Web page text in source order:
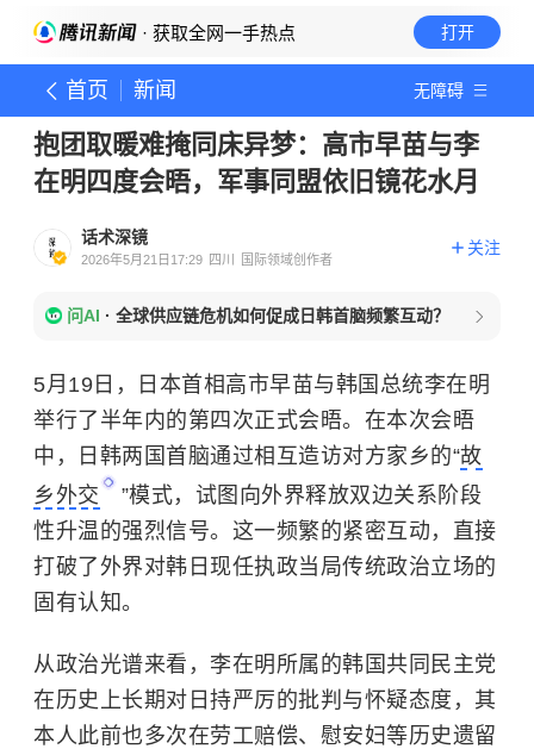
· 获取全网一手热点 打开
首页 新闻 无障碍
抱团取暖难掩同床异梦：高市早苗与李
在明四度会晤，军事同盟依旧镜花水月
话术深镜
2026年5月21日17:29 四川 国际领域创作者
关注
问AI · 全球供应链危机如何促成日韩首脑频繁互动？
5月19日，日本首相高市早苗与韩国总统李在明
举行了半年内的第四次正式会晤。在本次会晤
中，日韩两国首脑通过相互造访对方家乡的“故
乡外交
”模式，试图向外界释放双边关系阶段
性升温的强烈信号。这一频繁的紧密互动，直接
打破了外界对韩日现任执政当局传统政治立场的
固有认知。
从政治光谱来看，李在明所属的韩国共同民主党
在历史上长期对日持严厉的批判与怀疑态度，其
本人此前也多次在劳工赔偿、慰安妇等历史遗留